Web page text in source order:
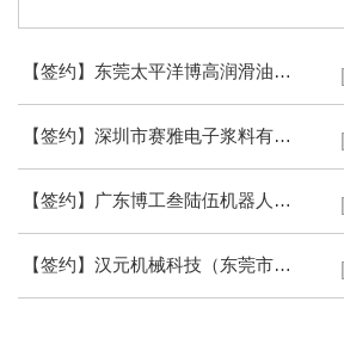
的活力，也彰显了双方携手推动工业自
字营销升级的坚定信心。
【签约】东莞太平洋博高润滑油有限公司
【签约】深圳市赛雅电子浆料有限公司
【签约】广东博工叁陆伍机器人科技有限公司
【签约】汉元机械科技（东莞市）有限公司